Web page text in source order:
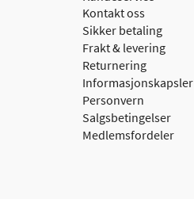
Kontakt oss
Sikker betaling
Frakt & levering
Returnering
Informasjonskapsler
Personvern
Salgsbetingelser
Medlemsfordeler